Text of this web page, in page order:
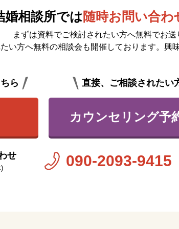
婚相談所では 随時お問い合わ
まずは資料でご検討されたい方へ無料でお送
い方へ無料の相談会も開催しております。興
ら 直接、ご相談されたい
カウンセリング予
せ 090-2093-9415